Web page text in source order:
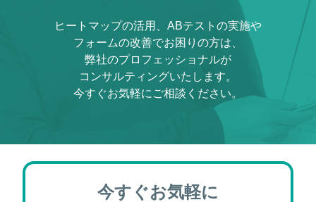
ヒートマップの活用、ABテストの実施や
フォームの改善でお困りの方は、
弊社のプロフェッショナルが
コンサルティングいたします。
今すぐお気軽にご相談ください。
今すぐお気軽に